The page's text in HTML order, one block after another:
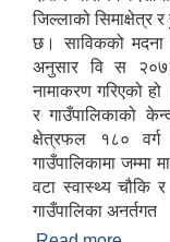
जिल्लाको सिमाक्षेत्र
छ। साविकको
अनुसार वि स २०७३
नामाकरण गरिएको
र गाउँपालिकाको
क्षेत्रफल १८०
गाउँपालिकामा जम्मा
वटा स्वास्थ्य
गाउँपालिका अनर्तगत